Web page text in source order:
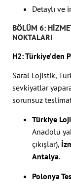
Detaylı ve
BÖLÜM 6:
NOKTALARI
H2: Türkiye’den
Saral Lojistik,
sevkiyatlar
sorunsuz
Türkiye
Anadolu
çıkışlar),
Antalya.
Polonya